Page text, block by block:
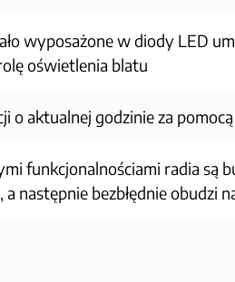
wyposażone w diody LED
oświetlenia blatu
o aktualnej godzinie za
funkcjonalnościami radia są
następnie bezbłędnie obudzi